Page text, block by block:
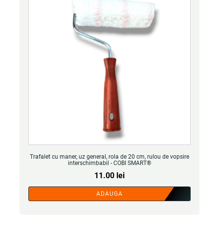
Trafalet cu maner, uz general, rola de 20 cm, rulou de vopsire
interschimbabil - COBI SMART®
11.00 lei
ADAUGA